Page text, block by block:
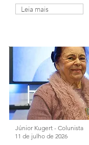
Ficou lá seis anos.
Borges de Medeiros,
& Sociedade
quem eu aprendi e
somamos a
Gramado, mais
lembranças de um
Leia mais
Júnior Kugert - Colunista
11 de julho de 2026